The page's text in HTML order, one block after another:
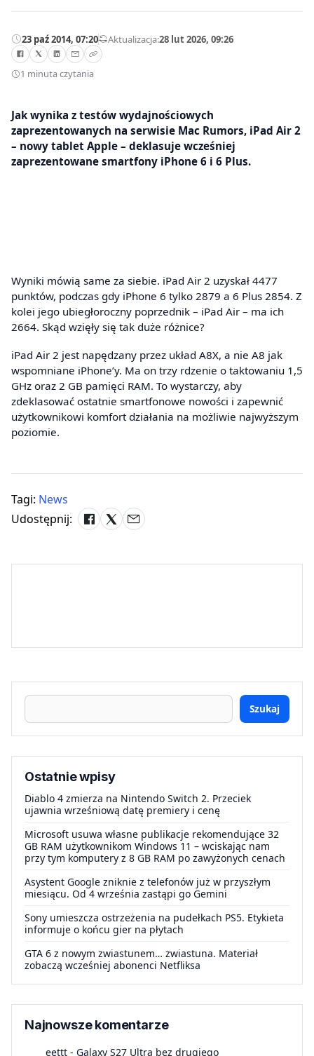
23 paź 2014, 07:20—Aktualizacja:28 lut 2026, 09:26
1 minuta czytania
Jak wynika z testów wydajnościowych
zaprezentowanych na serwisie Mac Rumors, iPad Air 2
– nowy tablet Apple – deklasuje wcześniej
zaprezentowane smartfony iPhone 6 i 6 Plus.
Wyniki mówią same za siebie. iPad Air 2 uzyskał 4477
punktów, podczas gdy iPhone 6 tylko 2879 a 6 Plus 2854. Z
kolei jego ubiegłoroczny poprzednik – iPad Air – ma ich
2664. Skąd wzięły się tak duże różnice?
iPad Air 2 jest napędzany przez układ A8X, a nie A8 jak
wspomniane iPhone’y. Ma on trzy rdzenie o taktowaniu 1,5
GHz oraz 2 GB pamięci RAM. To wystarczy, aby
zdeklasować ostatnie smartfonowe nowości i zapewnić
użytkownikowi komfort działania na możliwie najwyższym
poziomie.
Tagi: News
Udostępnij:
Szukaj
Ostatnie wpisy
Diablo 4 zmierza na Nintendo Switch 2. Przeciek
ujawnia wrześniową datę premiery i cenę
Microsoft usuwa własne publikacje rekomendujące 32
GB RAM użytkownikom Windows 11 – wciskając nam
przy tym komputery z 8 GB RAM po zawyżonych cenach
Asystent Google zniknie z telefonów już w przyszłym
miesiącu. Od 4 września zastąpi go Gemini
Sony umieszcza ostrzeżenia na pudełkach PS5. Etykieta
informuje o końcu gier na płytach
GTA 6 z nowym zwiastunem… zwiastuna. Materiał
zobaczą wcześniej abonenci Netfliksa
Najnowsze komentarze
eettt - Galaxy S27 Ultra bez drugiego